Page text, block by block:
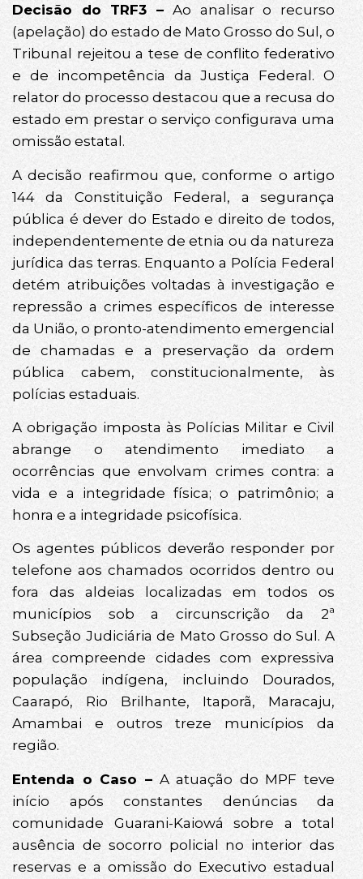
Decisão do TRF3 – Ao analisar o recurso
(apelação) do estado de Mato Grosso do Sul, o
Tribunal rejeitou a tese de conflito federativo
e de incompetência da Justiça Federal. O
relator do processo destacou que a recusa do
estado em prestar o serviço configurava uma
omissão estatal.
A decisão reafirmou que, conforme o artigo
144 da Constituição Federal, a segurança
pública é dever do Estado e direito de todos,
independentemente de etnia ou da natureza
jurídica das terras. Enquanto a Polícia Federal
detém atribuições voltadas à investigação e
repressão a crimes específicos de interesse
da União, o pronto-atendimento emergencial
de chamadas e a preservação da ordem
pública cabem, constitucionalmente, às
polícias estaduais.
A obrigação imposta às Polícias Militar e Civil
abrange o atendimento imediato a
ocorrências que envolvam crimes contra: a
vida e a integridade física; o patrimônio; a
honra e a integridade psicofísica.
Os agentes públicos deverão responder por
telefone aos chamados ocorridos dentro ou
fora das aldeias localizadas em todos os
municípios sob a circunscrição da 2ª
Subseção Judiciária de Mato Grosso do Sul. A
área compreende cidades com expressiva
população indígena, incluindo Dourados,
Caarapó, Rio Brilhante, Itaporã, Maracaju,
Amambai e outros treze municípios da
região.
Entenda o Caso –A atuação do MPF teve
início após constantes denúncias da
comunidade Guarani-Kaiowá sobre a total
ausência de socorro policial no interior das
reservas e a omissão do Executivo estadual